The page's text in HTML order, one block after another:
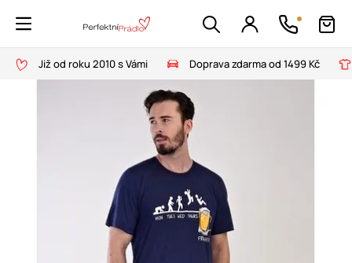
Již od roku 2010 s Vámi Doprava zdarma od 1499 Kč